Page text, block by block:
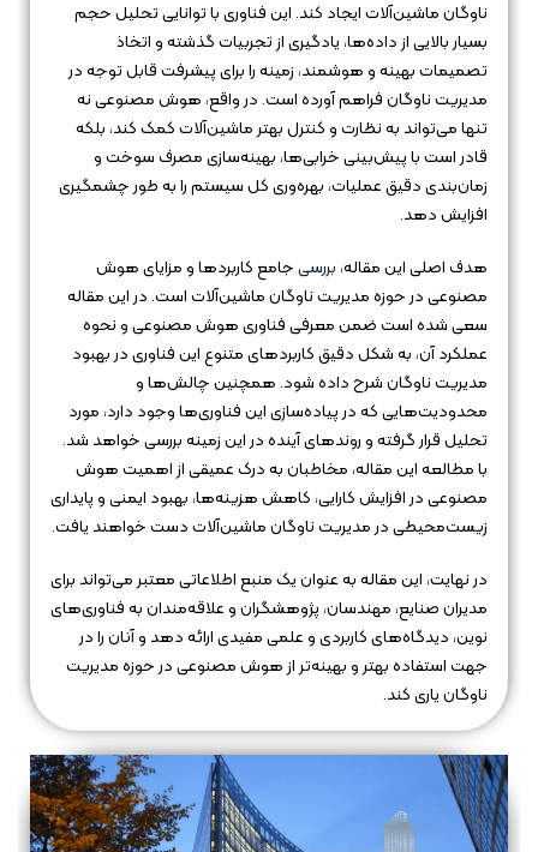
ناوگان ماشین‌آلات ایجاد کند. این فناوری با توانایی تحلیل حجم
بسیار بالایی از داده‌ها، یادگیری از تجربیات گذشته و اتخاذ
تصمیمات بهینه و هوشمند، زمینه را برای پیشرفت قابل توجه در
مدیریت ناوگان فراهم آورده است. در واقع، هوش مصنوعی نه
تنها می‌تواند به نظارت و کنترل بهتر ماشین‌آلات کمک کند، بلکه
قادر است با پیش‌بینی خرابی‌ها، بهینه‌سازی مصرف سوخت و
زمان‌بندی دقیق عملیات، بهره‌وری کل سیستم را به طور چشمگیری
افزایش دهد.
هدف اصلی این مقاله، بررسیجامع کاربردها و مزایای هوش
مصنوعی در حوزه مدیریت ناوگان ماشین‌آلات است. در این مقاله
سعی شده است ضمن معرفی فناوری هوش مصنوعی و نحوه
عملکرد آن، به شکل دقیق کاربردهای متنوع این فناوری در بهبود
مدیریت ناوگان شرح داده شود. همچنین چالش‌ها و
محدودیت‌هایی که در پیاده‌سازی این فناوری‌ها وجود دارد، مورد
تحلیل قرار گرفته و روندهای آینده در این زمینه بررسی خواهد شد.
با مطالعه این مقاله، مخاطبان به درک عمیقی از اهمیت هوش
مصنوعی در افزایش کارایی، کاهش هزینه‌ها، بهبود ایمنی و پایداری
زیست‌محیطی در مدیریت ناوگان ماشین‌آلات دست خواهند یافت.
در نهایت، این مقاله به عنوان یک منبع اطلاعاتی معتبر می‌تواند برای
مدیران صنایع، مهندسان، پژوهشگران و علاقه‌مندان به فناوری‌های
نوین، دیدگاه‌های کاربردی و علمی مفیدی ارائه دهد و آنان را در
جهت استفاده بهتر و بهینه‌تر از هوش مصنوعی در حوزه مدیریت
ناوگان یاری کند.